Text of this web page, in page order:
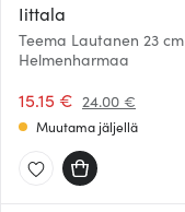
Iittala
Teema Lautanen 23 cm
Helmenharmaa
15.15 € 24.00 €
Muutama jäljellä